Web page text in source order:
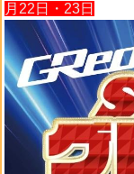
月22日・23日